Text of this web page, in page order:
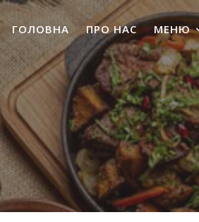
ГОЛОВНА ПРО НАС МЕНЮ